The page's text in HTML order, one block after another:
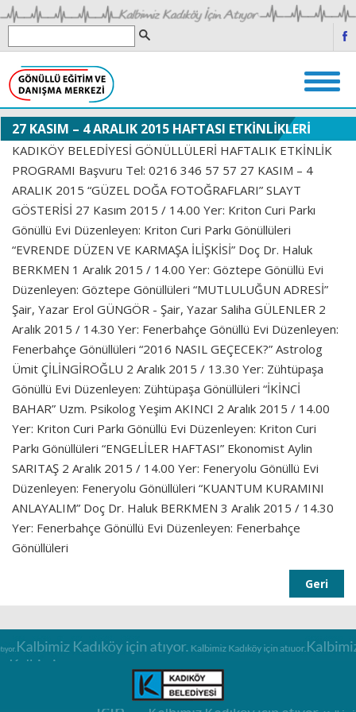
27 KASIM – 4 ARALIK 2015 HAFTASI ETKİNLİKLERİ
KADIKÖY BELEDİYESİ GÖNÜLLÜLERİ HAFTALIK ETKİNLİK
PROGRAMI Başvuru Tel: 0216 346 57 57 27 KASIM – 4
ARALIK 2015 “GÜZEL DOĞA FOTOĞRAFLARI” SLAYT
GÖSTERİSİ 27 Kasım 2015 / 14.00 Yer: Kriton Curi Parkı
Gönüllü Evi Düzenleyen: Kriton Curi Parkı Gönüllüleri
“EVRENDE DÜZEN VE KARMAŞA İLİŞKİSİ” Doç Dr. Haluk
BERKMEN 1 Aralık 2015 / 14.00 Yer: Göztepe Gönüllü Evi
Düzenleyen: Göztepe Gönüllüleri “MUTLULUĞUN ADRESİ”
Şair, Yazar Erol GÜNGÖR - Şair, Yazar Saliha GÜLENLER 2
Aralık 2015 / 14.30 Yer: Fenerbahçe Gönüllü Evi Düzenleyen:
Fenerbahçe Gönüllüleri “2016 NASIL GEÇECEK?” Astrolog
Ümit ÇİLİNGİROĞLU 2 Aralık 2015 / 13.30 Yer: Zühtüpaşa
Gönüllü Evi Düzenleyen: Zühtüpaşa Gönüllüleri “İKİNCİ
BAHAR” Uzm. Psikolog Yeşim AKINCI 2 Aralık 2015 / 14.00
Yer: Kriton Curi Parkı Gönüllü Evi Düzenleyen: Kriton Curi
Parkı Gönüllüleri “ENGELİLER HAFTASI” Ekonomist Aylin
SARITAŞ 2 Aralık 2015 / 14.00 Yer: Feneryolu Gönüllü Evi
Düzenleyen: Feneryolu Gönüllüleri “KUANTUM KURAMINI
ANLAYALIM” Doç Dr. Haluk BERKMEN 3 Aralık 2015 / 14.30
Yer: Fenerbahçe Gönüllü Evi Düzenleyen: Fenerbahçe
Gönüllüleri
Geri